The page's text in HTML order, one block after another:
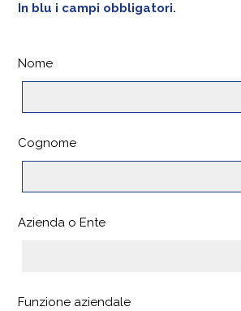
In blu i campi obbligatori.
Nome
Cognome
Azienda o Ente
Funzione aziendale